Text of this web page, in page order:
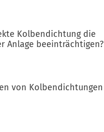
Kolbendichtung die
Anlage beeinträchtigen?
von Kolbendichtungen